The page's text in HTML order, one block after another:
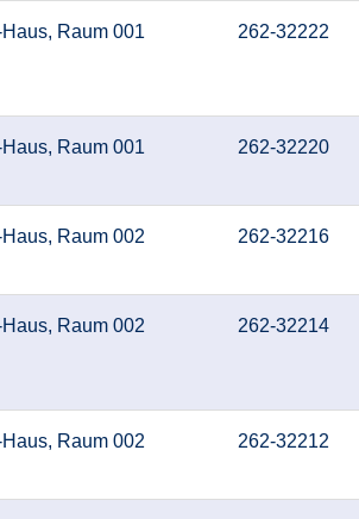
Raum 001 262-32222
Raum 001 262-32220
Raum 002 262-32216
Raum 002 262-32214
Raum 002 262-32212